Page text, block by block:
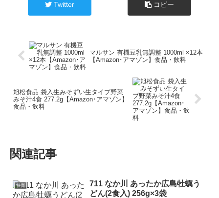
Twitter コピー
マルサン 有機豆乳無調整 1000ml ×12本
【Amazon･アマゾン】食品・飲料
旭松食品 袋入生みそずい生タイプ野菜
みそ汁4食 277.2g【Amazon･アマゾン】
食品・飲料
関連記事
特価
711 なか川 あったか広島牡蠣う
どん(2食入) 256g×3袋